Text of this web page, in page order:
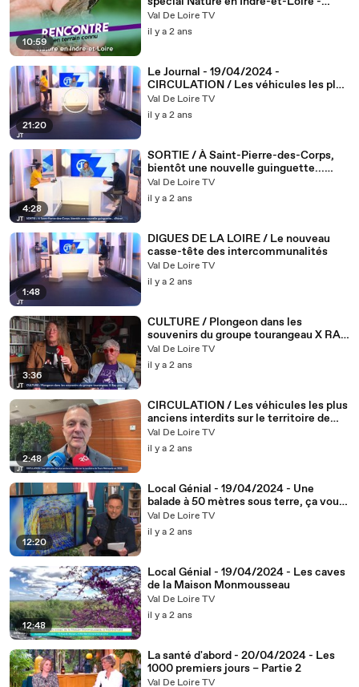
10:59
Partie 2
Val De Loire TV
il y a 2 ans
21:20
Le Journal - 19/04/2024 -
CIRCULATION / Les véhicules les plus
anciens interdits sur le territoire de
Tours Métropole en 2025
Val De Loire TV
il y a 2 ans
4:28
SORTIE / À Saint-Pierre-des-Corps,
bientôt une nouvelle guinguette...
d'hiver
Val De Loire TV
il y a 2 ans
1:48
DIGUES DE LA LOIRE / Le nouveau
casse-tête des intercommunalités
Val De Loire TV
il y a 2 ans
3:36
CULTURE / Plongeon dans les
souvenirs du groupe tourangeau X RAY
POP
Val De Loire TV
il y a 2 ans
2:48
CIRCULATION / Les véhicules les plus
anciens interdits sur le territoire de
Tours Métropole en 2025
Val De Loire TV
il y a 2 ans
12:20
Local Génial - 19/04/2024 - Une
balade à 50 mètres sous terre, ça vous
tente ?
Val De Loire TV
il y a 2 ans
12:48
Local Génial - 19/04/2024 - Les caves
de la Maison Monmousseau
Val De Loire TV
il y a 2 ans
La santé d'abord - 20/04/2024 - Les
1000 premiers jours – Partie 2
Val De Loire TV